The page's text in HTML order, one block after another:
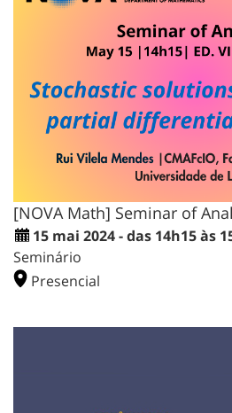
[NOVA Math] Seminar of
15 mai 2024 - das 14h15 às
Seminário
Presencial